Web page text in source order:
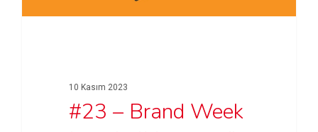
10 Kasım 2023
#23 – Brand Week